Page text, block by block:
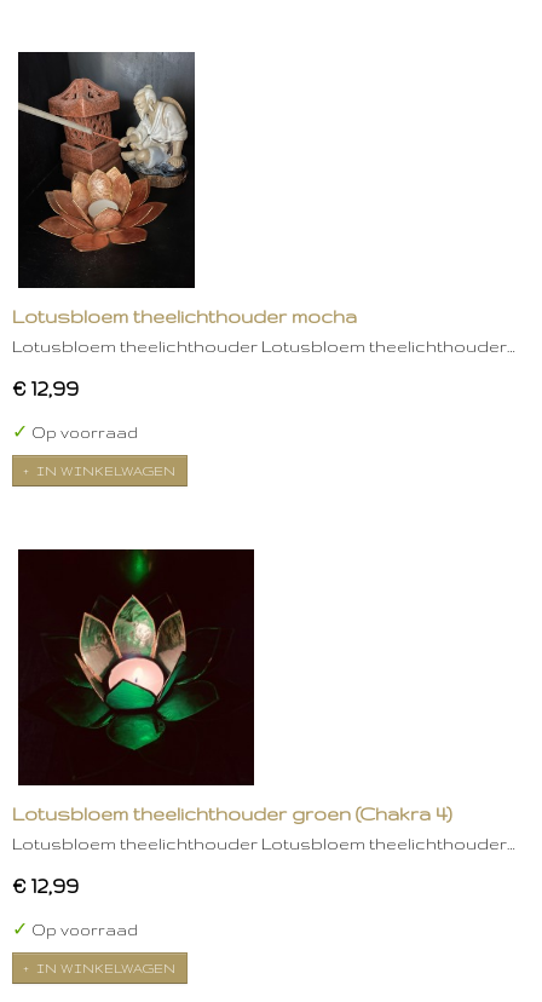
Lotusbloem theelichthouder mocha
Lotusbloem theelichthouder Lotusbloem theelichthouder…
€ 12,99
✓ Op voorraad
IN WINKELWAGEN
Lotusbloem theelichthouder groen (Chakra 4)
Lotusbloem theelichthouder Lotusbloem theelichthouder…
€ 12,99
✓ Op voorraad
IN WINKELWAGEN